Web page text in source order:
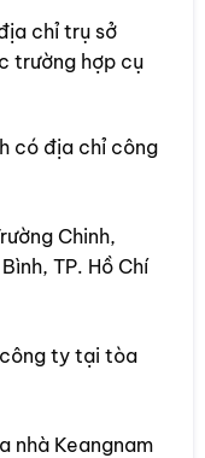
chỉ trụ sở
trường hợp cụ
có địa chỉ công
Chinh,
TP. Hồ Chí
ty tại tòa
nhà Keangnam